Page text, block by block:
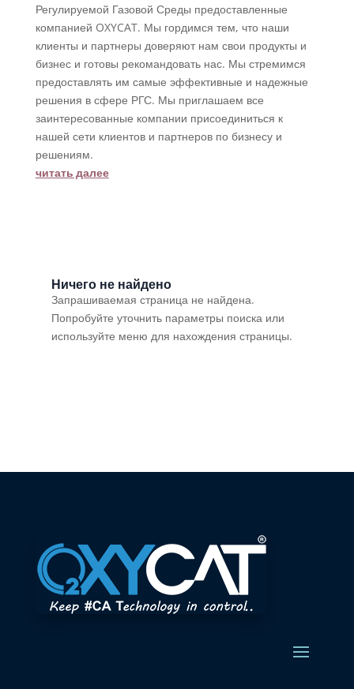
Регулируемой Газовой Среды предоставленные
компанией OXYCAT. Мы гордимся тем, что наши
клиенты и партнеры доверяют нам свои продукты и
бизнес и готовы рекомандовать нас. Мы стремимся
предоставлять им самые эффективные и надежные
решения в сфере РГС. Мы приглашаем все
заинтересованные компании присоединиться к
нашей сети клиентов и партнеров по бизнесу и
решениям.
читать далее
Ничего не найдено
Запрашиваемая страница не найдена.
Попробуйте уточнить параметры поиска или
используйте меню для нахождения страницы.